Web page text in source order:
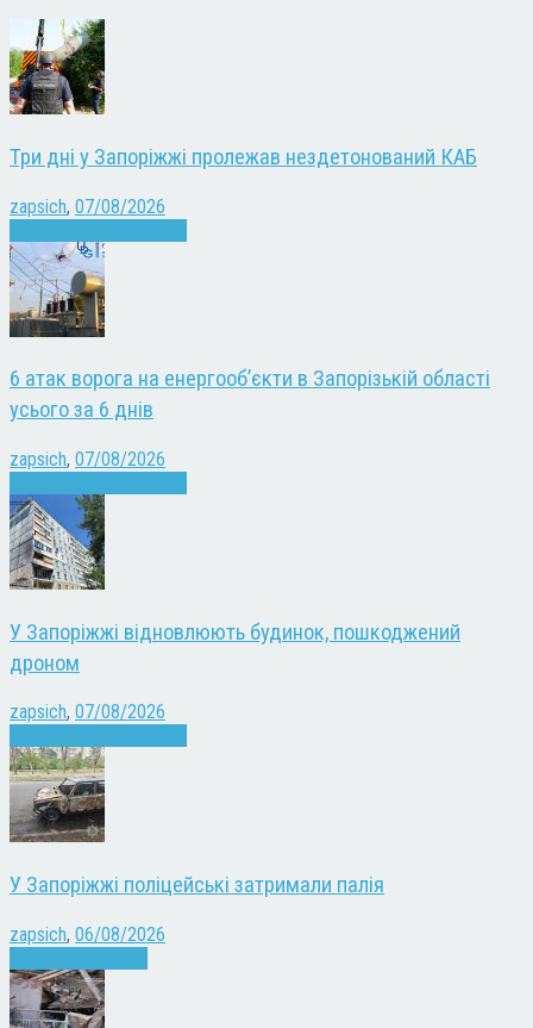
Три дні у Запоріжжі пролежав нездетонований КАБ
zapsich, 07/08/2026
6 атак ворога на енергооб’єкти в Запорізькій області
усього за 6 днів
zapsich, 07/08/2026
У Запоріжжі відновлюють будинок, пошкоджений
дроном
zapsich, 07/08/2026
У Запоріжжі поліцейські затримали палія
zapsich, 06/08/2026